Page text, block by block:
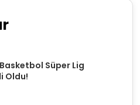
Süper Lig
Oldu!